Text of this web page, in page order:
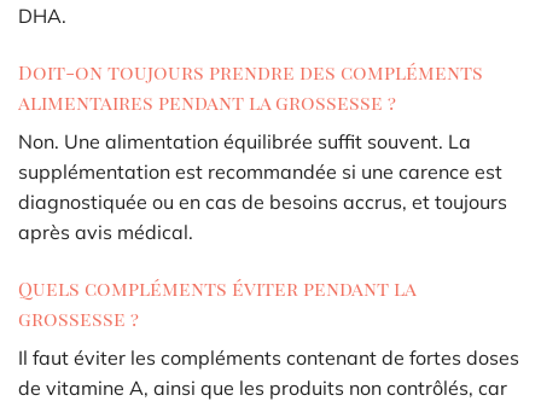
DHA.
Doit-on toujours prendre des compléments
alimentaires pendant la grossesse ?
Non. Une alimentation équilibrée suffit souvent. La
supplémentation est recommandée si une carence est
diagnostiquée ou en cas de besoins accrus, et toujours
après avis médical.
Quels compléments éviter pendant la
grossesse ?
Il faut éviter les compléments contenant de fortes doses
de vitamine A, ainsi que les produits non contrôlés, car